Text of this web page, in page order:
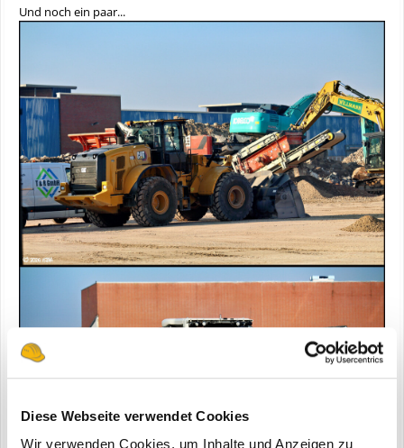
Diese Webseite verwendet Cookies
Wir verwenden Cookies, um Inhalte und Anzeigen zu
Und noch ein paar...